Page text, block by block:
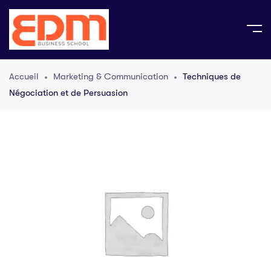
Accueil Marketing & Communication
Techniques de
Négociation et de Persuasion